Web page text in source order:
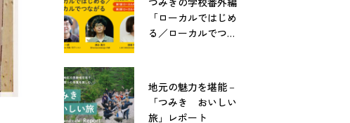
「ローカルではじめ
る／ローカルでつな
地元の魅力を堪能－
「つみき おいしい
旅」レポート